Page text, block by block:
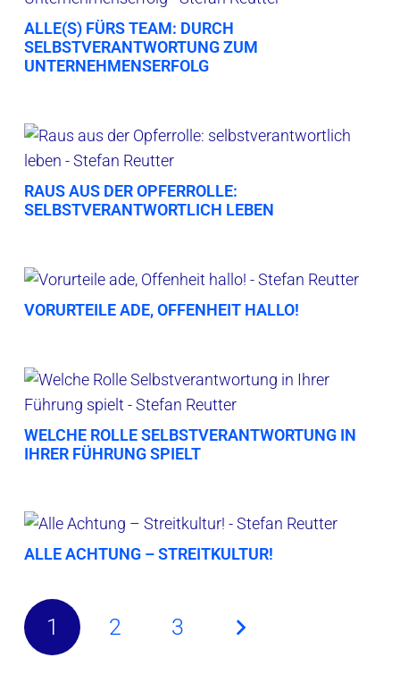
ALLE(S) FÜRS TEAM: DURCH
SELBSTVERANTWORTUNG ZUM
UNTERNEHMENSERFOLG
RAUS AUS DER OPFERROLLE:
SELBSTVERANTWORTLICH LEBEN
VORURTEILE ADE, OFFENHEIT HALLO!
WELCHE ROLLE SELBSTVERANTWORTUNG IN
IHRER FÜHRUNG SPIELT
ALLE ACHTUNG – STREITKULTUR!
1 2 3